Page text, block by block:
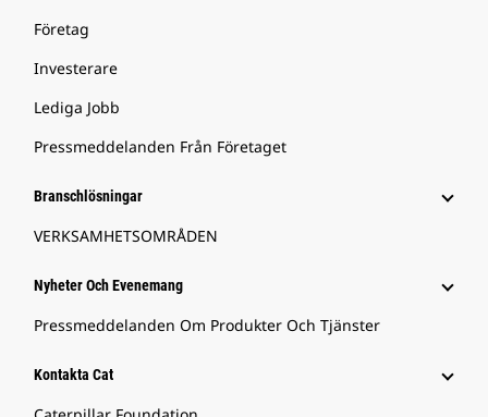
Företag
Investerare
Lediga Jobb
Pressmeddelanden Från Företaget
Branschlösningar
VERKSAMHETSOMRÅDEN
Nyheter Och Evenemang
Pressmeddelanden Om Produkter Och Tjänster
Kontakta Cat